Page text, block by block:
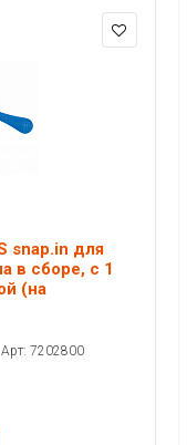
snap.in для
в сборе, с 1
(на
Арт: 7202800